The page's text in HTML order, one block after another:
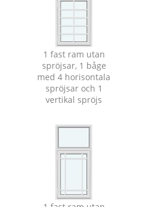
1 fast ram utan
spröjsar, 1 båge
med 4 horisontala
spröjsar och 1
vertikal spröjs